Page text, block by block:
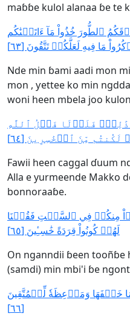
maɓɓe kulol alanaa ɓe te
ٱلطُّورَ خُذُواْ مَآ ءَاتَيۡنَٰكُم
مَا فِيهِ لَعَلَّكُمۡ تَتَّقُونَ [٦٣]
Nde min ɓami aadi mon
mon , ƴettee ko min
woni heen mbela joo
فَلَوۡلَا فَضۡلُ ٱللَّهِ
مِّنَ ٱلۡخَٰسِرِينَ [٦٤]
Fawii heen caggal ɗuum
Alla e yurmeende Makko
bonnoraaɓe.
مِنكُمۡ فِي ٱلسَّبۡتِ فَقُلۡنَا
لَهُمۡ كُونُواْ قِرَدَةً خَٰسِـِٔينَ [٦٥]
On nganndii ɓeen
(samdi) min mbi'i ɓe
خَلۡفَهَا وَمَوۡعِظَةٗ لِّلۡمُتَّقِينَ
[٦٦]